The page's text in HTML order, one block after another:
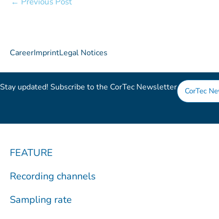
CareerImprintLegal Notices
Stay updated! Subscribe to the CorTec Newsletter​ CorTec
FEATURE
Recording channels
Sampling rate